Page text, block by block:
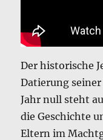
Der historische
Datierung seiner
Jahr null steht
die Geschichte
Eltern im